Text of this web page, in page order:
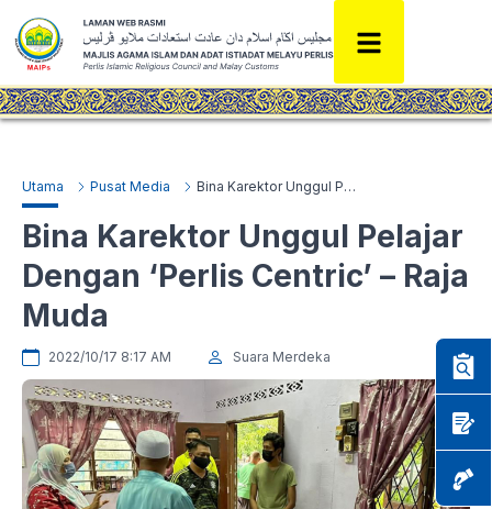
Utama Pusat Media Bina Karektor Unggul Pelajar Dengan ‘Perlis Centric’ – Raja Muda
Bina Karektor Unggul Pelajar
Dengan ‘Perlis Centric’ – Raja
Muda
2022/10/17 8:17 AM Suara Merdeka